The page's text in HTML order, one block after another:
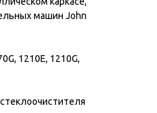
машин John
1210E, 1210G,